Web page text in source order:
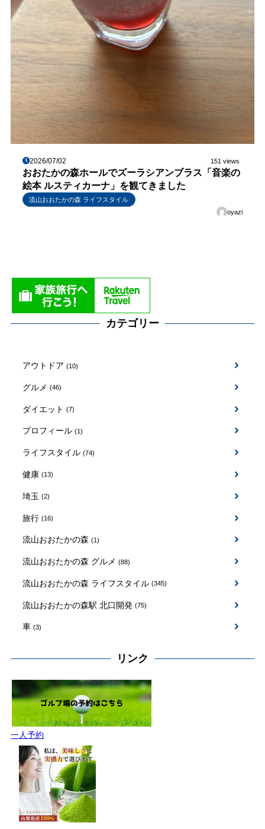
2026/07/02 151 views
おおたかの森ホールでズーラシアンブラス「音楽の
絵本 ルスティカーナ」を観てきました
流山おおたかの森 ライフスタイル
oyazi
カテゴリー
アウトドア (10)
グルメ (46)
ダイエット (7)
プロフィール (1)
ライフスタイル (74)
健康 (13)
埼玉 (2)
旅行 (16)
流山おおたかの森 (1)
流山おおたかの森 グルメ (88)
流山おおたかの森 ライフスタイル (345)
流山おおたかの森駅 北口開発 (75)
車 (3)
リンク
一人予約